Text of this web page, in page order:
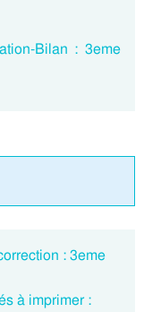
Bilan : 3eme
: 3eme
à imprimer :